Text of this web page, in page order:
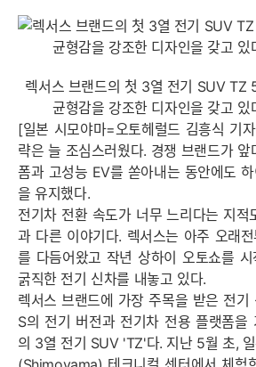
렉서스 브랜드의 첫 3열 전기 SUV TZ
균형감을 강조한 디자인을 갖고 있
[일본 시모야마=오토헤럴드 김흥식 기
략은 늘 조심스러웠다. 경쟁 브랜드가 앞
폼과 고성능 EV를 쏟아내는 동안에도
을 유지했다.
전기차 전환 속도가 너무 느리다는 지적
과 다른 이야기다. 렉서스는 아주 오래
를 다듬어왔고 작년 상하이 오토쇼를 시
굵직한 전기 신차를 내놓고 있다.
렉서스 브랜드에 가장 주목을 받은 전기
S의 전기 버전과 전기차 전용 플랫폼을
의 3열 전기 SUV 'TZ'다. 지난 5월 초,